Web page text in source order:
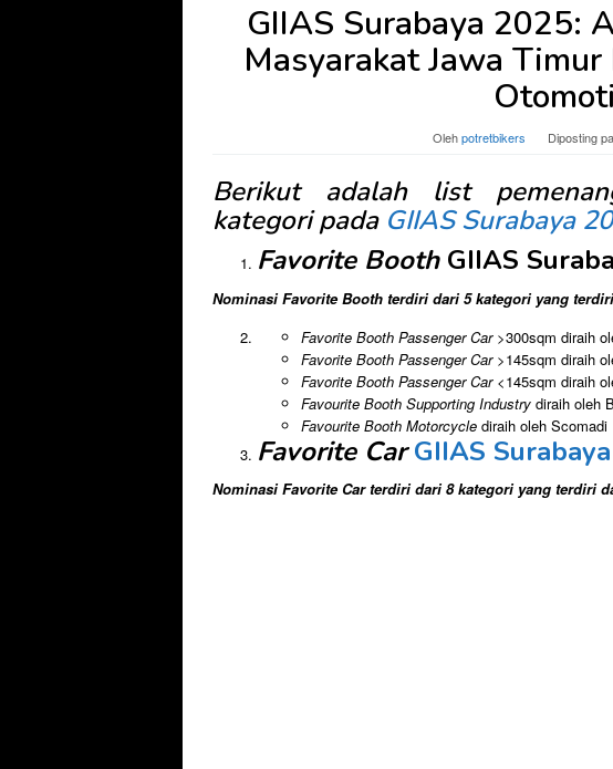
GIIAS Surabaya 2025:
Masyarakat Jawa
Olehpotretbikers Diposting
Berikut adalah list
kategori pada GIIAS Surabaya
Favorite Booth GIIAS
Nominasi Favorite Booth terdiri dari 5 kategori yang
Favorite Booth Passenger Car >300sqm diraih
Favorite Booth Passenger Car >145sqm diraih
Favorite Booth Passenger Car <145sqm diraih
Favourite Booth Supporting Industry diraih oleh
Favourite Booth Motorcycle diraih oleh Scomadi
Favorite CarGIIAS
Nominasi Favorite Car terdiri dari 8 kategori yang terdiri